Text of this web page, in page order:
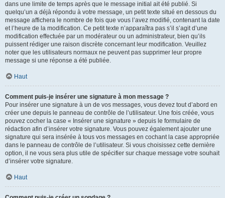
dans une limite de temps après que le message initial ait été publié. Si
quelqu’un a déjà répondu à votre message, un petit texte situé en dessous du
message affichera le nombre de fois que vous l’avez modifié, contenant la date
et l’heure de la modification. Ce petit texte n’apparaîtra pas s’il s’agit d’une
modification effectuée par un modérateur ou un administrateur, bien qu’ils
puissent rédiger une raison discrète concernant leur modification. Veuillez
noter que les utilisateurs normaux ne peuvent pas supprimer leur propre
message si une réponse a été publiée.
Haut
Comment puis-je insérer une signature à mon message ?
Pour insérer une signature à un de vos messages, vous devez tout d’abord en
créer une depuis le panneau de contrôle de l’utilisateur. Une fois créée, vous
pouvez cocher la case « Insérer une signature » depuis le formulaire de
rédaction afin d’insérer votre signature. Vous pouvez également ajouter une
signature qui sera insérée à tous vos messages en cochant la case appropriée
dans le panneau de contrôle de l’utilisateur. Si vous choisissez cette dernière
option, il ne vous sera plus utile de spécifier sur chaque message votre souhait
d’insérer votre signature.
Haut